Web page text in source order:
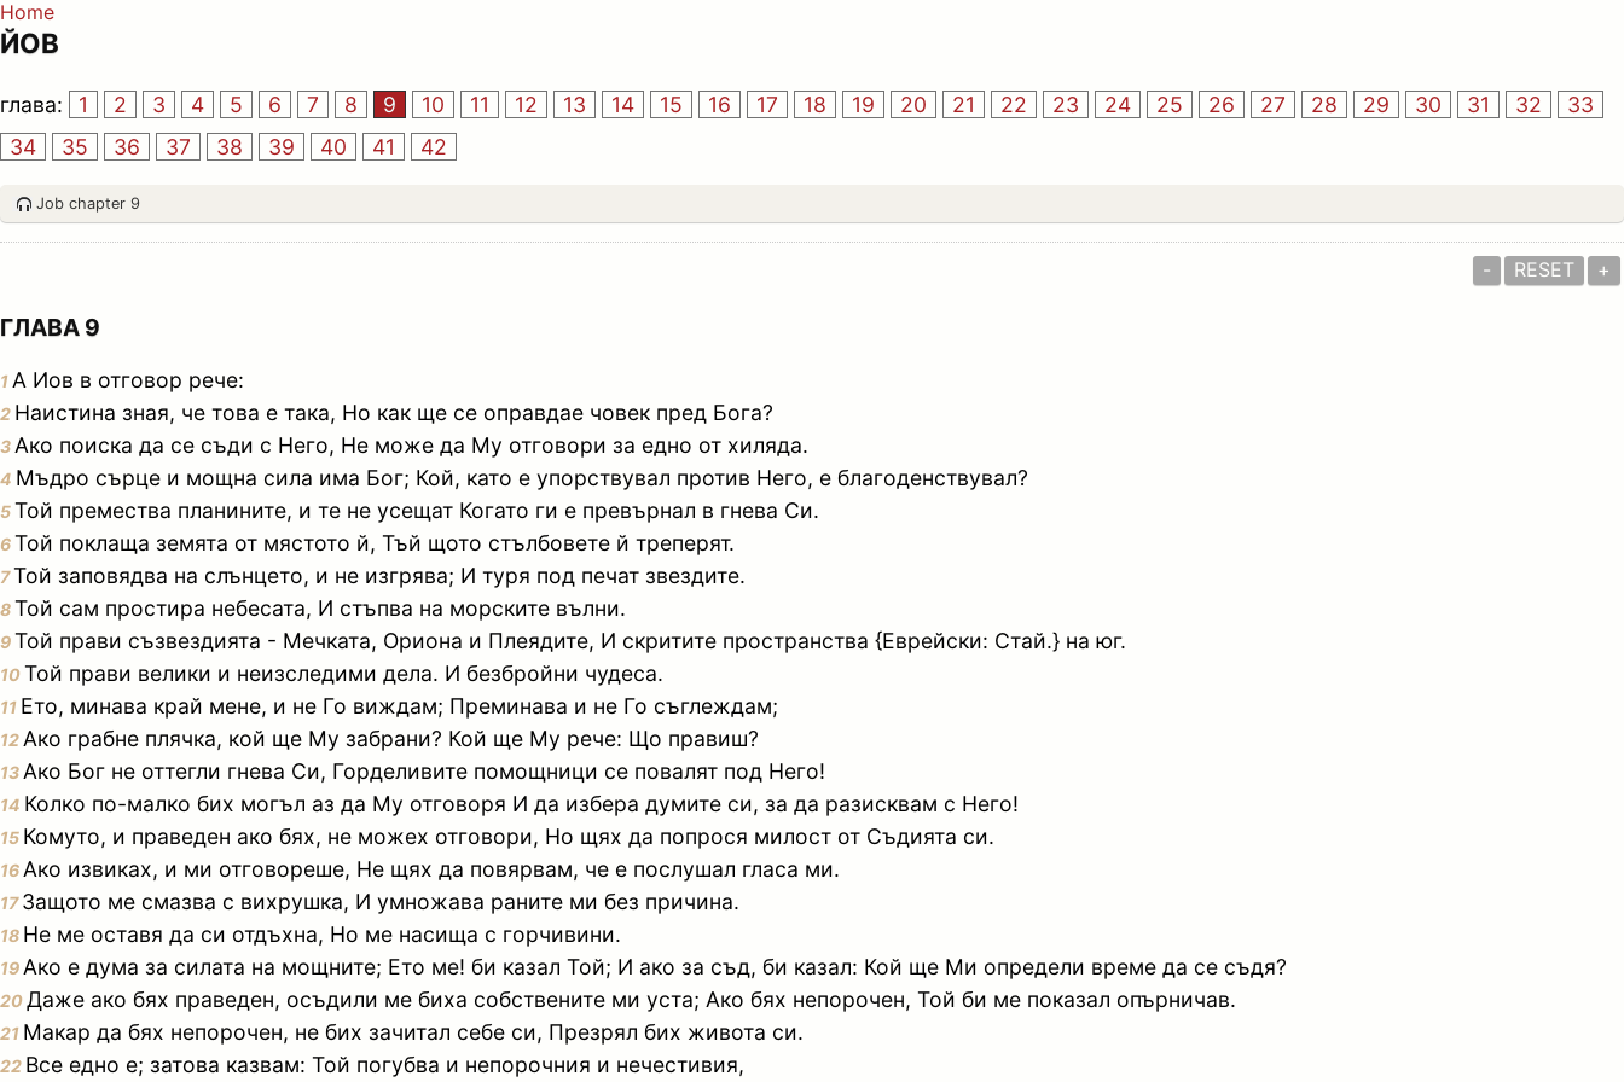
Home
ЙОВ
глава: 1 2 3 4 5 6 7 8 9 10 11 12 13 14 15 16 17 18 19 20 21 22 23 24 25 26 27 28 29 30 31 32
33
34
35 36 37 38 39 40 41 42
Job chapter 9
- RESET +
ГЛАВА 9
1 А Иов в отговор рече:
2 Наистина зная, че това е така, Но как ще се оправдае човек пред Бога?
3 Ако поиска да се съди с Него, Не може да Му отговори за едно от хиляда.
4 Мъдро сърце и мощна сила има Бог; Кой, като е упорствувал против Него, е благоденствувал?
5Той премества планините, и те не усещат Когато ги е превърнал в гнева Си.
6Той поклаща земята от мястото й, Тъй щото стълбовете й треперят.
7Той заповядва на слънцето, и не изгрява; И туря под печат звездите.
8Той сам простира небесата, И стъпва на морските вълни.
9Той прави съзвездията - Мечката, Ориона и Плеядите, И скритите пространства {Еврейски: Стай.} на юг.
10Той прави велики и неизследими дела. И безбройни чудеса.
11 Ето, минава край мене, и не Го виждам; Преминава и не Го съглеждам;
12 Ако грабне плячка, кой ще Му забрани? Кой ще Му рече: Що правиш?
13 Ако Бог не оттегли гнева Си, Горделивите помощници се повалят под Него!
14 Колко по-малко бих могъл аз да Му отговоря И да избера думите си, за да разисквам с Него!
15 Комуто, и праведен ако бях, не можех отговори, Но щях да попрося милост от Съдията си.
16 Ако извиках, и ми отговореше, Не щях да повярвам, че е послушал гласа ми.
17Защото ме смазва с вихрушка, И умножава раните ми без причина.
18 Не ме оставя да си отдъхна, Но ме насища с горчивини.
19 Ако е дума за силата на мощните; Ето ме! би казал Той; И ако за съд, би казал: Кой ще Ми определи време да се съдя?
20Даже ако бях праведен, осъдили ме биха собствените ми уста; Ако бях непорочен, Той би ме показал опърничав.
21 Макар да бях непорочен, не бих зачитал себе си, Презрял бих живота си.
22 Все едно е; затова казвам: Той погубва и непорочния и нечестивия,